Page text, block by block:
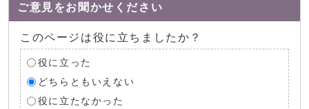
ご意見をお聞かせください
このページは役に立ちましたか？
役に立った
どちらともいえない
役に立たなかった